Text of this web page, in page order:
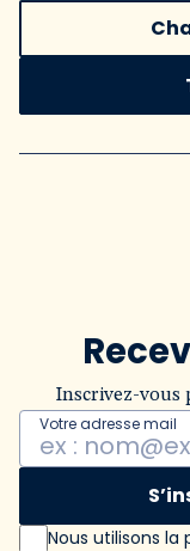
Inscrivez-vous
Votre adresse mail
Nous utilisons